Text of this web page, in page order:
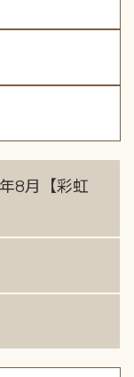
年8月【彩虹